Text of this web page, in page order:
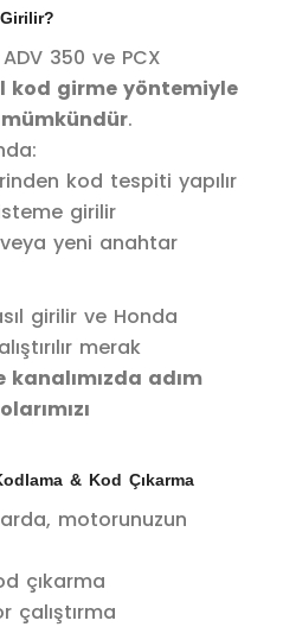
350 ve PCX
kod girme yöntemiyle
.
kod tespiti yapılır
girilir
veya yeni anahtar
girilir ve Honda
merak
kanalımızda adım
& Kod Çıkarma
motorunuzun
çıkarma
çalıştırma